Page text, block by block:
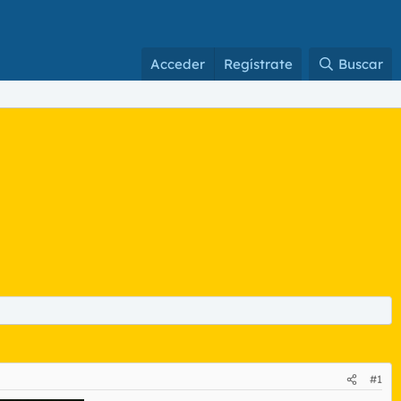
Acceder Regístrate Buscar
#1